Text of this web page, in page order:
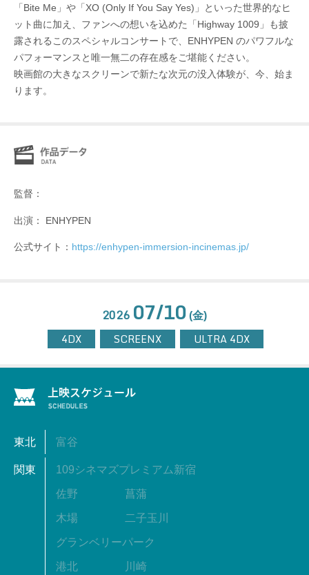
「Bite Me」や「XO (Only If You Say Yes)」といった世界的なヒ
ット曲に加え、ファンへの想いを込めた「Highway 1009」も披
露されるこのスペシャルコンサートで、ENHYPEN のパワフルな
パフォーマンスと唯一無二の存在感をご堪能ください。
映画館の大きなスクリーンで新たな次元の没入体験が、今、始ま
ります。
監督：
出演： ENHYPEN
公式サイト： https://enhypen-immersion-incinemas.jp/
2026 07/10 (金)
4DX SCREENX ULTRA 4DX
東北 富谷
関東 109シネマズプレミアム新宿
佐野 菖蒲
木場 二子玉川
グランベリーパーク
港北 川崎